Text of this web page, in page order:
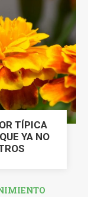
TÍPICA
YA NO